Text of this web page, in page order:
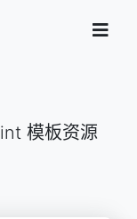
模板资源